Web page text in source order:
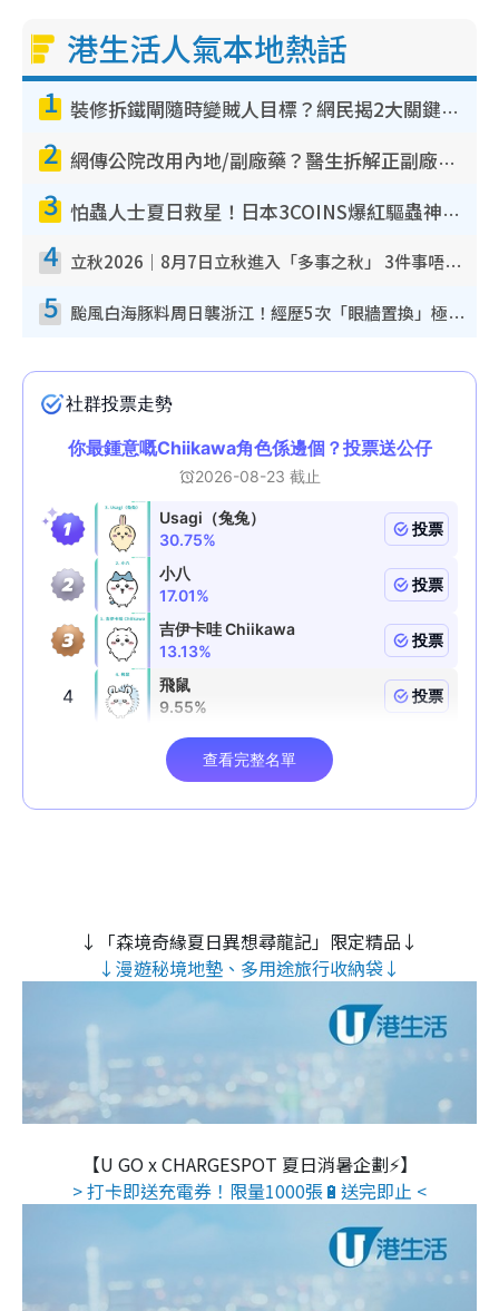
港生活人氣本地熱話
1 裝修拆鐵閘隨時變賊人目標？網民揭2大關鍵用途：裝新式等於白裝？附新舊鐵閘分別
2 網傳公院改用內地/副廠藥？醫生拆解正副廠分別 揭4類人換藥隨時出事
3 怕蟲人士夏日救星！日本3COINS爆紅驅蟲神器$45起 1招「全程免觸碰」輕鬆搞定小強
4 立秋2026｜8月7日立秋進入「多事之秋」 3件事唔做得！專家教6招開運 清枱頭／銀包納氣接好運
5 颱風白海豚料周日襲浙江！經歷5次「眼牆置換」極罕見 成登陸內地最長途颱風
↓「森境奇緣夏日異想尋龍記」限定精品↓
↓漫遊秘境地墊、多用途旅行收納袋↓
【U GO x CHARGESPOT 夏日消暑企劃⚡】
> 打卡即送充電券！限量1000張🔋送完即止 <